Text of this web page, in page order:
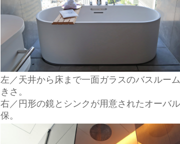
左／天井から床まで一面ガラスのバスルー
きさ。
右／円形の鏡とシンクが用意されたオーバ
保。